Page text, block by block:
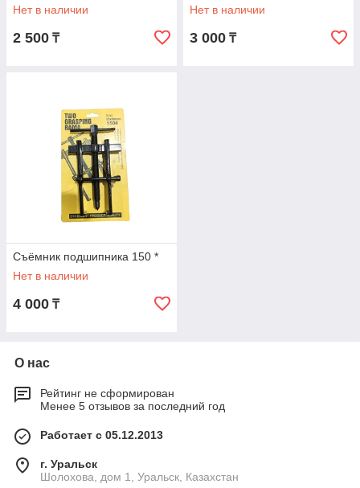
Нет в наличии
2 500 ₸
Нет в наличии
3 000 ₸
Съёмник подшипника 150 *
Нет в наличии
4 000 ₸
О нас
Рейтинг не сформирован
Менее 5 отзывов за последний год
Работает с 05.12.2013
г. Уральск
Шолохова, дом 1, Уральск, Казахстан